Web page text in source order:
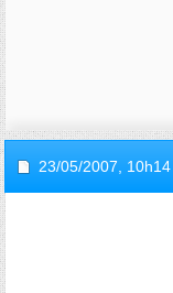
23/05/2007, 10h14